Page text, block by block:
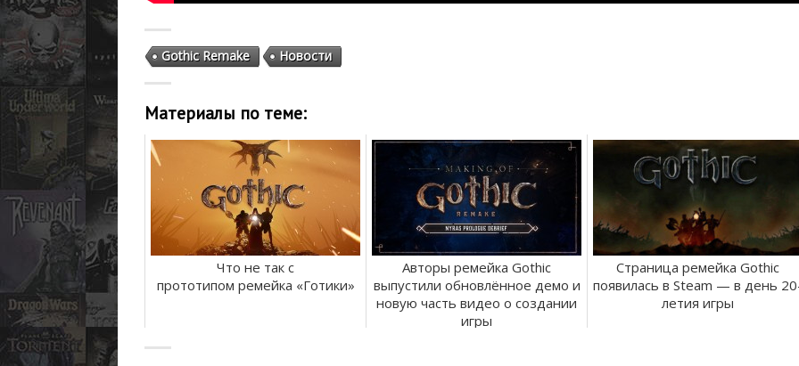
Gothic Remake Новости
Материалы по теме:
Что не так с
прототипом ремейка «Готики»
Авторы ремейка Gothic
выпустили обновлённое демо и
новую часть видео о создании
игры
Страница ремейка Gothic
появилась в Steam — в день
летия игры